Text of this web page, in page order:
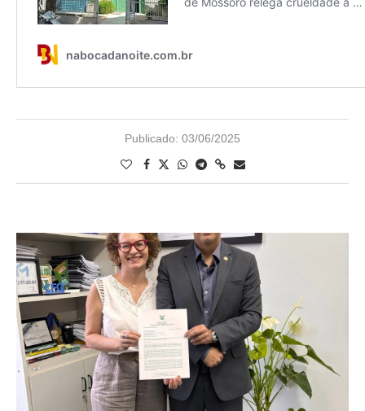
Publicado: 03/06/2025